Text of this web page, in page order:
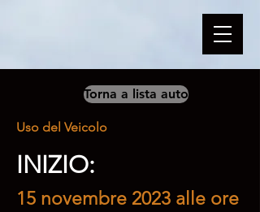
Torna a lista auto
Uso del Veicolo
INIZIO:
15 novembre 2023 alle ore